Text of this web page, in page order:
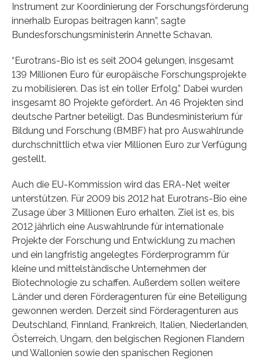
Instrument zur Koordinierung der Forschungsförderung
innerhalb Europas beitragen kann”, sagte
Bundesforschungsministerin Annette Schavan.
“Eurotrans-Bio ist es seit 2004 gelungen, insgesamt
139 Millionen Euro für europäische Forschungsprojekte
zu mobilisieren. Das ist ein toller Erfolg.” Dabei wurden
insgesamt 80 Projekte gefördert. An 46 Projekten sind
deutsche Partner beteiligt. Das Bundesministerium für
Bildung und Forschung (BMBF) hat pro Auswahlrunde
durchschnittlich etwa vier Millionen Euro zur Verfügung
gestellt.
Auch die EU-Kommission wird das ERA-Net weiter
unterstützen. Für 2009 bis 2012 hat Eurotrans-Bio eine
Zusage über 3 Millionen Euro erhalten. Ziel ist es, bis
2012 jährlich eine Auswahlrunde für internationale
Projekte der Forschung und Entwicklung zu machen
und ein langfristig angelegtes Förderprogramm für
kleine und mittelständische Unternehmen der
Biotechnologie zu schaffen. Außerdem sollen weitere
Länder und deren Förderagenturen für eine Beteiligung
gewonnen werden. Derzeit sind Förderagenturen aus
Deutschland, Finnland, Frankreich, Italien, Niederlanden,
Österreich, Ungarn, den belgischen Regionen Flandern
und Wallonien sowie den spanischen Regionen